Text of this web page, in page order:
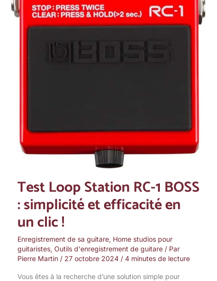
Test Loop Station RC-1 BOSS
: simplicité et efficacité en
un clic !
Enregistrement de sa guitare, Home studios pour
guitaristes, Outils d'enregistrement de guitare/ Par
Pierre Martin / 27 octobre 2024 / 4 minutes de lecture
Vous êtes à la recherche d’une solution simple pour